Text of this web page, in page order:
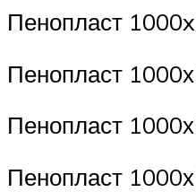
Пенопласт
Пенопласт
Пенопласт
Пенопласт